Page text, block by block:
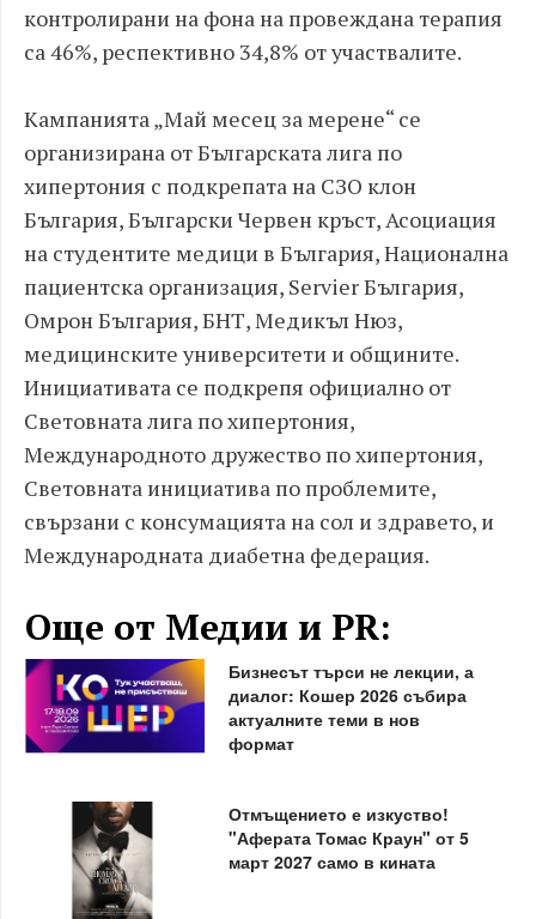
контролирани на фона на провеждана терапия
са 46%, респективно 34,8% от участвалите.
Кампанията „Май месец за мерене“ се
организирана от Българската лига по
хипертония с подкрепата на СЗО клон
България, Български Червен кръст, Асоциация
на студентите медици в България, Национална
пациентска организация, Servier България,
Омрон България, БНТ, Медикъл Нюз,
медицинските университети и общините.
Инициативата се подкрепя официално от
Световната лига по хипертония,
Международното дружество по хипертония,
Световната инициатива по проблемите,
свързани с консумацията на сол и здравето, и
Международната диабетна федерация.
Още от Медии и PR:
Бизнесът търси не лекции, а
диалог: Кошер 2026 събира
актуалните теми в нов
формат
Отмъщението е изкуство!
"Аферата Томас Краун" от 5
март 2027 само в кината